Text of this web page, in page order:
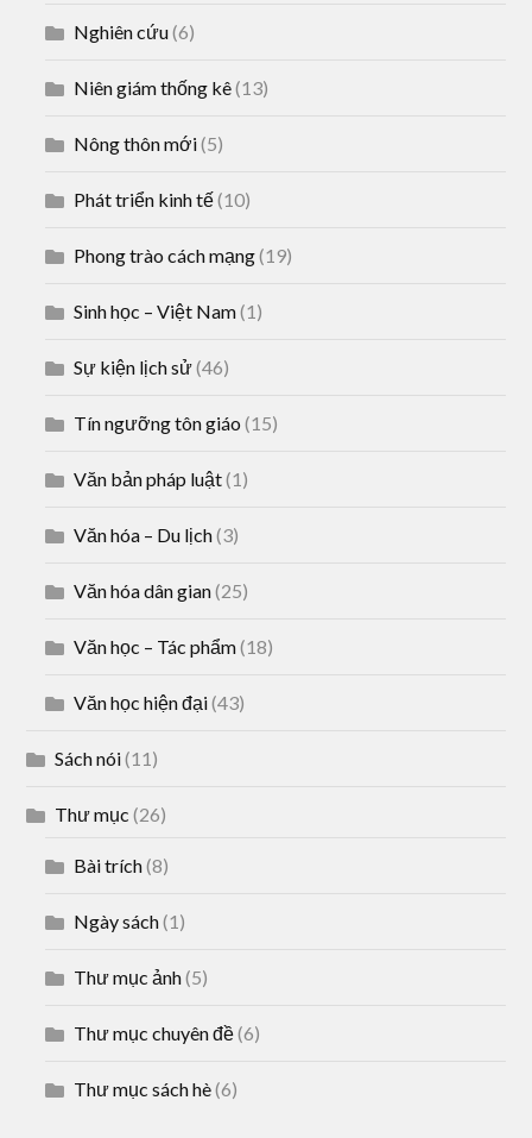
Nghiên cứu(6)
Niên giám thống kê(13)
Nông thôn mới(5)
Phát triển kinh tế(10)
Phong trào cách mạng(19)
Sinh học – Việt Nam(1)
Sự kiện lịch sử(46)
Tín ngưỡng tôn giáo (15)
Văn bản pháp luật(1)
Văn hóa – Du lịch(3)
Văn hóa dân gian(25)
Văn học – Tác phẩm(18)
Văn học hiện đại(43)
Sách nói(11)
Thư mục (26)
Bài trích(8)
Ngày sách(1)
Thư mục ảnh(5)
Thư mục chuyên đề(6)
Thư mục sách hè(6)